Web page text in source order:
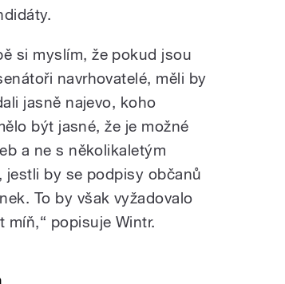
si myslím, že pokud jsou
navrhovatelé, měli by
jasně najevo, koho
být jasné, že je možné
a ne s několikaletým
jestli by se podpisy občanů
To by však vyžadovalo
popisuje Wintr.